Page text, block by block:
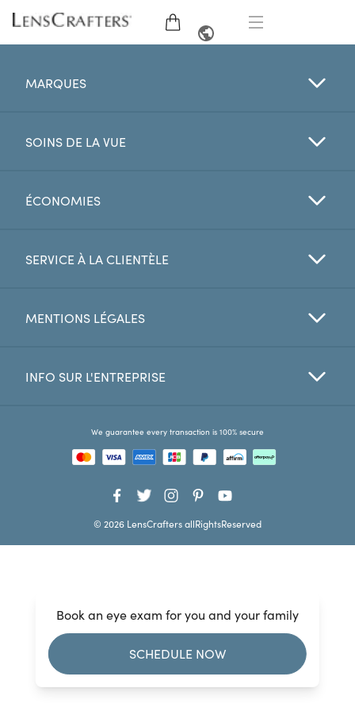
MARQUES
VERRES
OFFRES
Favorites
Book an eye exam for you and your family
SCHEDULE NOW
MARQUES
SOINS DE LA VUE
ÉCONOMIES
SERVICE À LA CLIENTÈLE
MENTIONS LÉGALES
INFO SUR L'ENTREPRISE
We guarantee every transaction is 100% secure
© 2026 LensCrafters allRightsReserved